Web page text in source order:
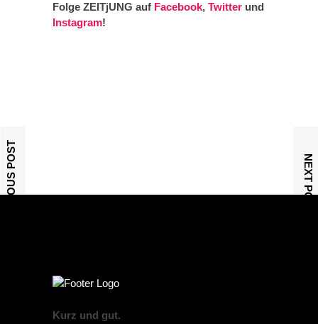
Folge ZEITjUNG auf Facebook, Twitter und
Instagram!
PREVIOUS POST NEXT POST
Kurz und gut.